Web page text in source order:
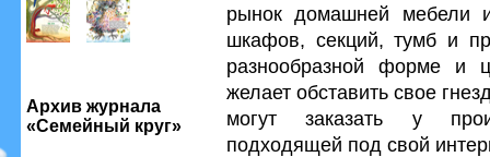
Архив журнала
«Семейный круг»
рынок домашней мебели
шкафов, секций, тумб и
разнообразной форме и
желает обставить свое
могут заказать у
подходящей под свой